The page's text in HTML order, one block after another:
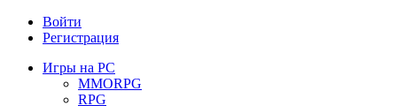
Войти
Регистрация
Игры на PC
MMORPG
RPG